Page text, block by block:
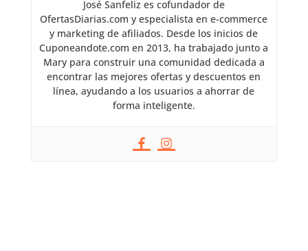
José Sanfeliz es cofundador de
OfertasDiarias.com y especialista en e-commerce
y marketing de afiliados. Desde los inicios de
Cuponeandote.com en 2013, ha trabajado junto a
Mary para construir una comunidad dedicada a
encontrar las mejores ofertas y descuentos en
línea, ayudando a los usuarios a ahorrar de
forma inteligente.